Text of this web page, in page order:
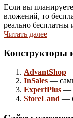
Если вы планируете
вложений, то
реально
Читать далее
Конструкторы
AdvantShop
InSales —
ExpertPlus —
StoreLand —